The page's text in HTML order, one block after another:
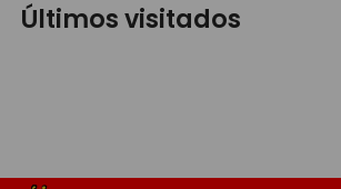
Últimos visitados